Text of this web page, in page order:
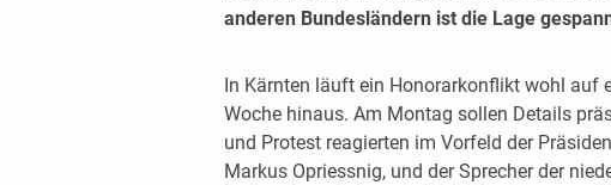
anderen Bundesländern ist die Lage
In Kärnten läuft ein Honorarkonflikt wohl auf
Woche hinaus. Am Montag sollen Details
und Protest reagierten im Vorfeld der
Markus Opriessnig, und der Sprecher der